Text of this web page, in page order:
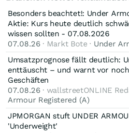
Besonders beachtet!: Under
Aktie: Kurs heute deutlich
wissen sollten - 07.08.2026
07.08.26 · Markt Bote · Under
Umsatzprognose fällt deutlich:
enttäuscht – und warnt vor
Geschäften
07.08.26 · wallstreetONLINE
Armour Registered (A)
JPMORGAN stuft UNDER
'Underweight'